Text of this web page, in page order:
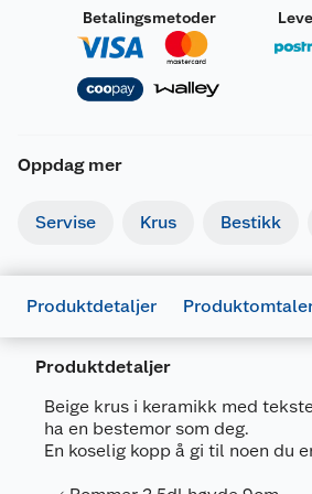
Betalingsmetoder
Oppdag mer
Servise Krus Bestikk
Produktdetaljer
Produktdetaljer
Beige krus i keramikk med
ha en bestemor som deg.
En koselig kopp å gi til noen du
Artikkelnummer
Leverandørens artikkelnummer